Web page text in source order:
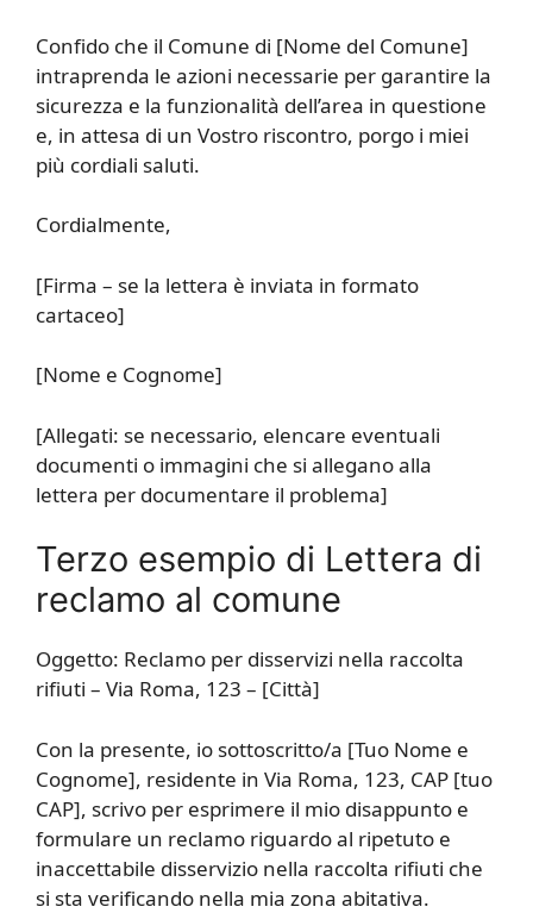
Confido che il Comune di [Nome del Comune]
intraprenda le azioni necessarie per garantire la
sicurezza e la funzionalità dell’area in questione
e, in attesa di un Vostro riscontro, porgo i miei
più cordiali saluti.
Cordialmente,
[Firma – se la lettera è inviata in formato
cartaceo]
[Nome e Cognome]
[Allegati: se necessario, elencare eventuali
documenti o immagini che si allegano alla
lettera per documentare il problema]
Terzo esempio di Lettera di
reclamo al comune
Oggetto: Reclamo per disservizi nella raccolta
rifiuti – Via Roma, 123 – [Città]
Con la presente, io sottoscritto/a [Tuo Nome e
Cognome], residente in Via Roma, 123, CAP [tuo
CAP], scrivo per esprimere il mio disappunto e
formulare un reclamo riguardo al ripetuto e
inaccettabile disservizio nella raccolta rifiuti che
si sta verificando nella mia zona abitativa.